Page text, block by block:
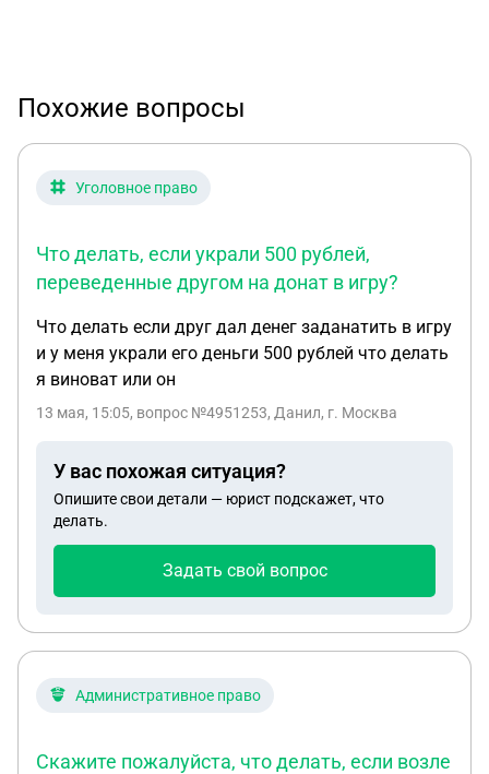
Похожие вопросы
Уголовное право
Что делать, если украли 500 рублей,
переведенные другом на донат в игру?
Что делать если друг дал денег заданатить в игру
и у меня украли его деньги 500 рублей что делать
я виноват или он
13 мая, 15:05, вопрос №4951253, Данил, г. Москва
У вас похожая ситуация?
Опишите свои детали — юрист подскажет, что
делать.
Задать свой вопрос
Административное право
Скажите пожалуйста, что делать, если возле